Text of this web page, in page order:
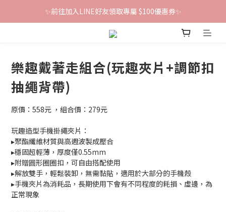
鐵粉群開張！限時加入贈100折價券🎀
✨前往加入LINE好友領取專屬 $100優惠券✨
鐵粉群開張！限時加入贈100折價券🎀
樂趣戴著走組合(玩趣夾片+調節扣
抽繩背帶)
原價：558元 ，組合價：279元
玩趣造型手機掛繩夾片：
▸聚酯纖維材質與高週波製成壓合
▸穩固超輕薄，厚度僅0.55mm
▸附贈圓形圈圈扣，可自由搭配使用
▸解放雙手，輕鬆裝卸，無需黏貼，適用於大部分的手機殼
▸手機夾片為消耗品，長期使用下會有不同程度的耗損、虛邊，為
正常現象